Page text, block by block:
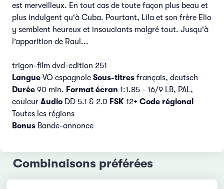
est merveilleux. En tout cas de toute façon plus beau et
plus indulgent qu'à Cuba. Pourtant, Lila et son frère Elio
y semblent heureux et insouciants malgré tout. Jusqu'à
l’apparition de Raul...
trigon-film dvd-edition 251
Langue VO espagnole Sous-titres français, deutsch
Durée 90 min. Format écran 1:1.85 - 16/9 LB, PAL,
couleur Audio DD 5.1 & 2.0 FSK 12+ Code régional
Toutes les régions
Bonus Bande-annonce
Combinaisons préférées